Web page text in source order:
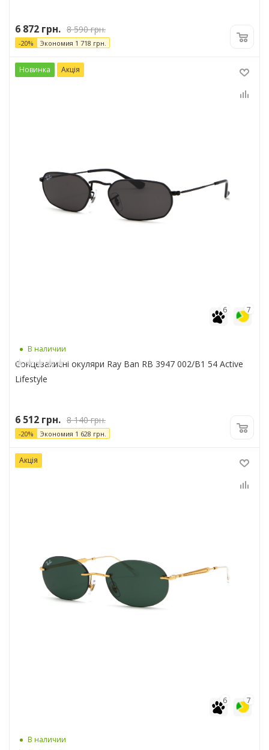
6 872 грн. 8 590грн.
-20% Экономия 1 718 грн.
Новинка Акція
7
6
В наличии
Сонцезахисні окуляри Ray Ban RB 3947 002/B1 54 Active
Lifestyle
6 512 грн. 8 140грн.
-20% Экономия 1 628 грн.
Акція
7
6
В наличии